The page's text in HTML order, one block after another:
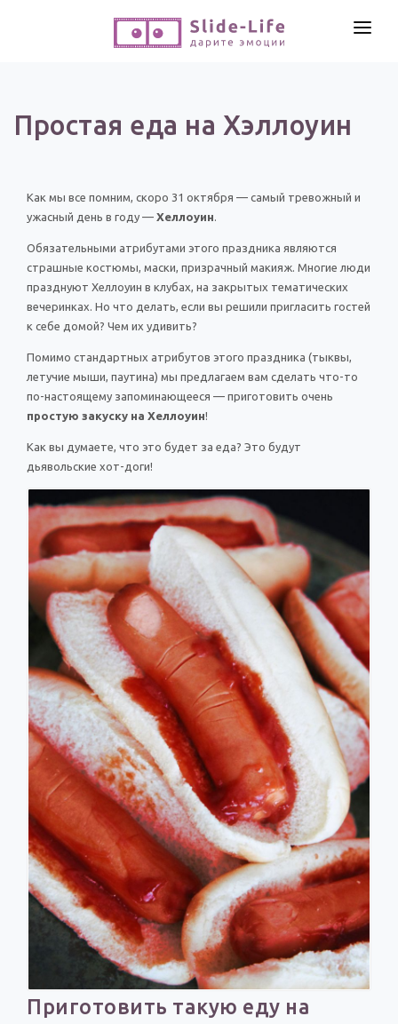
Песни поздравления
Стихи и тексты
ПРАЗДНИКИ
С Днем рождения
Юбилей
Свадьба
Выпускной HOT
Календарь праздников
Женщине
Мужчине
Маме
Папе
Детям
Все родственники
ПЕРСОНАЛЬНЫЕ
Пожелания
По именам
По годам
ИНСТРУМЕНТЫ
ЦЕНЫ
ОТЗЫВЫ
Простая еда на Хэллоуин
Как мы все помним, скоро 31 октября — самый тревожный и
ужасный день в году — Хеллоуин.
Обязательными атрибутами этого праздника являются
страшные костюмы, маски, призрачный макияж. Многие люди
празднуют Хеллоуин в клубах, на закрытых тематических
вечеринках. Но что делать, если вы решили пригласить гостей
к себе домой? Чем их удивить?
Помимо стандартных атрибутов этого праздника (тыквы,
летучие мыши, паутина) мы предлагаем вам сделать что-то
по-настоящему запоминающееся — приготовить очень
простую закуску на Хеллоуин!
Как вы думаете, что это будет за еда? Это будут
дьявольские хот-доги!
Приготовить такую еду на